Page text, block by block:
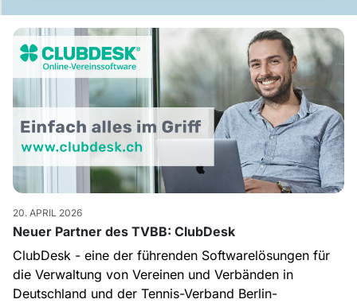
20. APRIL 2026
Neuer Partner des TVBB: ClubDesk
ClubDesk - eine der führenden Softwarelösungen für
die Verwaltung von Vereinen und Verbänden in
Deutschland und der Tennis-Verband Berlin-